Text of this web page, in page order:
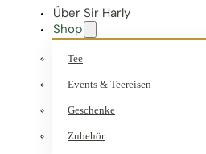
Über Sir Harly
Shop
Tee
Events & Teereisen
Geschenke
Zubehör